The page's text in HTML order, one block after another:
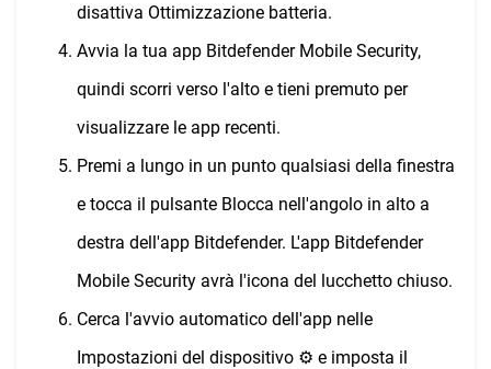
disattiva Ottimizzazione batteria.
Avvia la tua app Bitdefender Mobile Security,
quindi scorri verso l'alto e tieni premuto per
visualizzare le app recenti.
Premi a lungo in un punto qualsiasi della finestra
e tocca il pulsante Blocca nell'angolo in alto a
destra dell'app Bitdefender. L'app Bitdefender
Mobile Security avrà l'icona del lucchetto chiuso.
Cerca l'avvio automatico dell'app nelle
Impostazioni del dispositivo ⚙︎ e imposta il